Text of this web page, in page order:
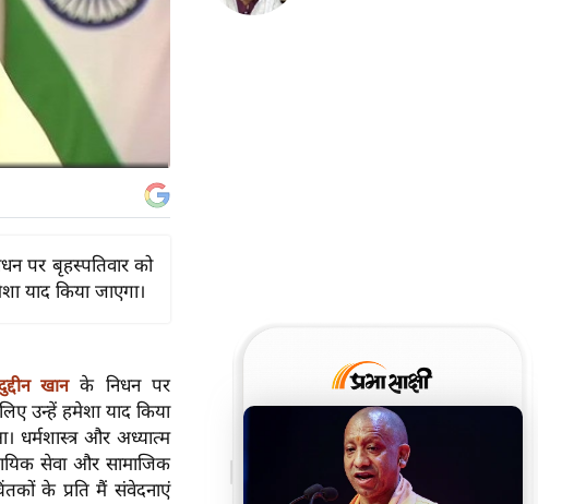
पर बृहस्पतिवार को
याद किया जाएगा।
खानके निधन पर
उन्हें हमेशा याद किया
धर्मशास्त्र और अध्यात्म
सेवा और सामाजिक
के प्रति मैं संवेदनाएं